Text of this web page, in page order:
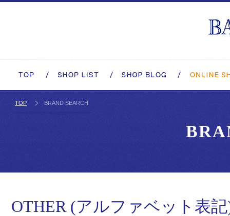
TOP BRAND SEARCH
OTHER (アルファベット表